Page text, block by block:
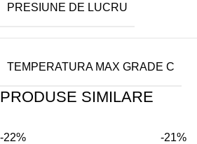
PRESIUNE DE LUCRU
TEMPERATURA MAX GRADE C
PRODUSE SIMILARE
-22% -21%